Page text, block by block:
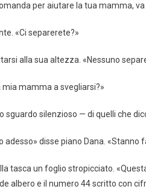
per aiutare la tua mamma, va
«Ci separerete?»
alla sua altezza. «Nessuno
mia mamma a svegliarsi?»
sguardo silenzioso — di quelli che
adesso» disse piano Dana. «Stanno
tasca un foglio stropicciato.
albero e il numero 44 scritto con